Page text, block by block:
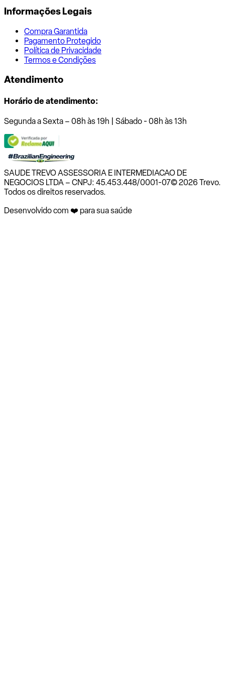
Informações Legais
Compra Garantida
Pagamento Protegido
Política de Privacidade
Termos e Condições
Atendimento
Horário de atendimento:
Segunda a Sexta – 08h às 19h | Sábado - 08h às 13h
SAUDE TREVO ASSESSORIA E INTERMEDIACAO DE
NEGOCIOS LTDA – CNPJ: 45.453.448/0001-07© 2026 Trevo.
Todos os direitos reservados.
Desenvolvido com ❤️ para sua saúde